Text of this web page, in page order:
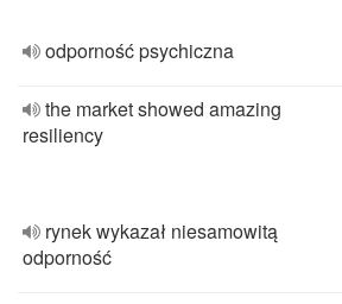
odporność psychiczna
the market showed amazing
resiliency
rynek wykazał niesamowitą
odporność